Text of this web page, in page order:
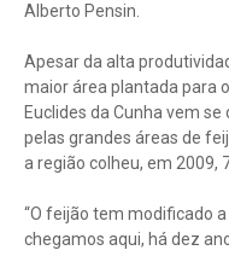
Alberto Pensin.
Apesar da alta
maior área plantada para
Euclides da Cunha vem
pelas grandes áreas de
a região colheu, em 2009,
“O feijão tem modificado
chegamos aqui, há dez